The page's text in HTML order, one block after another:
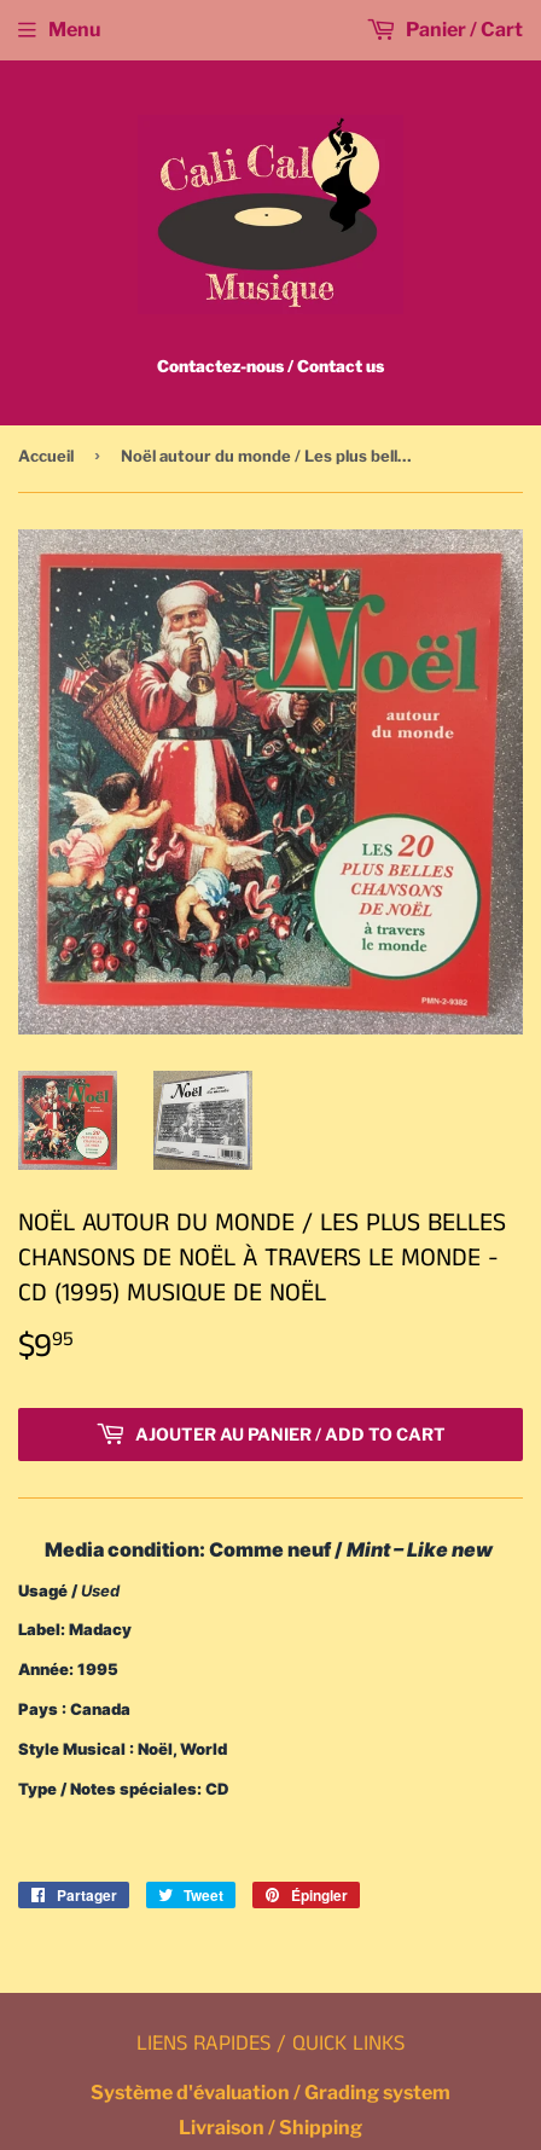
Contactez-nous / Contact us
Menu Panier / Cart
Accueil › Noël autour du monde / Les plus belles chansons de Noël à travers le monde - CD (1995) Musique de Noël
NOËL AUTOUR DU MONDE / LES PLUS BELLES
CHANSONS DE NOËL À TRAVERS LE MONDE -
CD (1995) MUSIQUE DE NOËL
$995
AJOUTER AU PANIER / ADD TO CART
Media condition: Comme neuf /Mint – Like new
Usagé /Used
Label: Madacy
Année: 1995
Pays : Canada
Style Musical : Noël, World
Type / Notes spéciales: CD
Partager
PartagerTweet
Tweeter
Épingler
LIENS RAPIDES / QUICK LINKS
Système d'évaluation / Grading system
Livraison / Shipping